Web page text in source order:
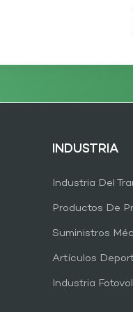
INDUSTRIA
Industria Del
Productos De
Suministros
Artículos
Industria